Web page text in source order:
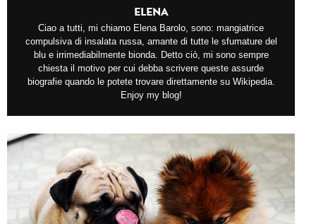
ELENA
Ciao a tutti, mi chiamo Elena Barolo, sono: mangiatrice
compulsiva di insalata russa, amante di tutte le sfumature del
blu e irrimediabilmente bionda. Detto ciò, mi sono sempre
chiesta il motivo per cui debba scrivere queste assurde
biografie quando le potete trovare direttamente su Wikipedia.
Enjoy my blog!